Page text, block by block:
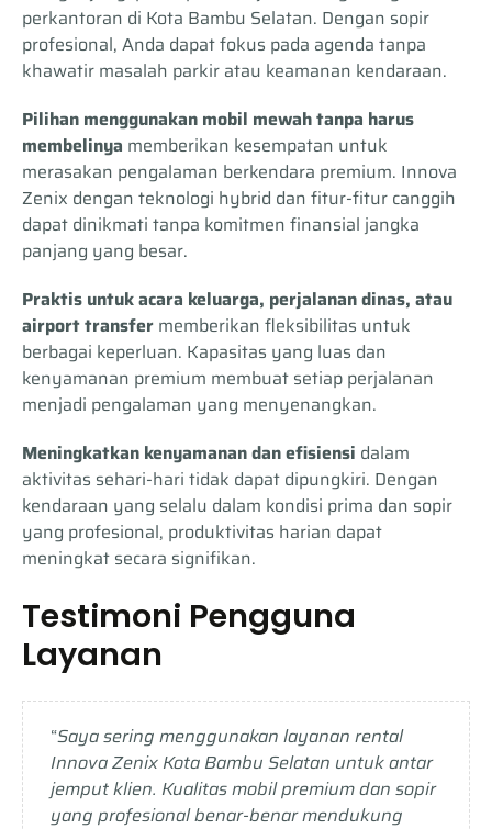
perkantoran di Kota Bambu Selatan. Dengan sopir
profesional, Anda dapat fokus pada agenda tanpa
khawatir masalah parkir atau keamanan kendaraan.
Pilihan menggunakan mobil mewah tanpa harus
membelinya memberikan kesempatan untuk
merasakan pengalaman berkendara premium. Innova
Zenix dengan teknologi hybrid dan fitur-fitur canggih
dapat dinikmati tanpa komitmen finansial jangka
panjang yang besar.
Praktis untuk acara keluarga, perjalanan dinas, atau
airport transfer memberikan fleksibilitas untuk
berbagai keperluan. Kapasitas yang luas dan
kenyamanan premium membuat setiap perjalanan
menjadi pengalaman yang menyenangkan.
Meningkatkan kenyamanan dan efisiensi dalam
aktivitas sehari-hari tidak dapat dipungkiri. Dengan
kendaraan yang selalu dalam kondisi prima dan sopir
yang profesional, produktivitas harian dapat
meningkat secara signifikan.
Testimoni Pengguna
Layanan
“Saya sering menggunakan layanan rental
Innova Zenix Kota Bambu Selatan untuk antar
jemput klien. Kualitas mobil premium dan sopir
yang profesional benar-benar mendukung